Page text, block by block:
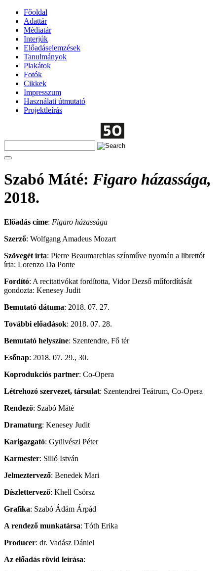
Főoldal
Adattár
Médiatár
Interjúk
Előadáselemzések
Tanulmányok
Plakátok
Fotók
Cikkek
Impresszum
Használati útmutató
Projektleírás
Szabó Máté: Figaro házassága,
2018.
Előadás címe: Figaro házassága
Szerző: Wolfgang Amadeus Mozart
Szövegét írta: Pierre Beaumarchias színműve nyomán a librettót
írta: Lorenzo Da Ponte
Fordító: A recitativókat fordította, Vidor Dezső műfordítását
gondozta: Kenesey Judit
Bemutató dátuma: 2018. 07. 27.
További előadások: 2018. 07. 28.
Bemutató helyszíne: Szentendre, Fő tér
Esőnap: 2018. 07. 29., 30.
Koprodukciós partner: Co-Opera
Létrehozó szervezet, társulat: Szentendrei Teátrum, Co-Opera
Rendező: Szabó Máté
Dramaturg: Kenesey Judit
Karigazgató: Gyülvészi Péter
Karmester: Silló István
Jelmeztervező: Benedek Mari
Díszlettervező: Khell Csörsz
Grafika: Szabó Ádám Árpád
A rendező munkatársa: Tóth Erika
Producer: dr. Vadász Dániel
Az előadás rövid leírása: